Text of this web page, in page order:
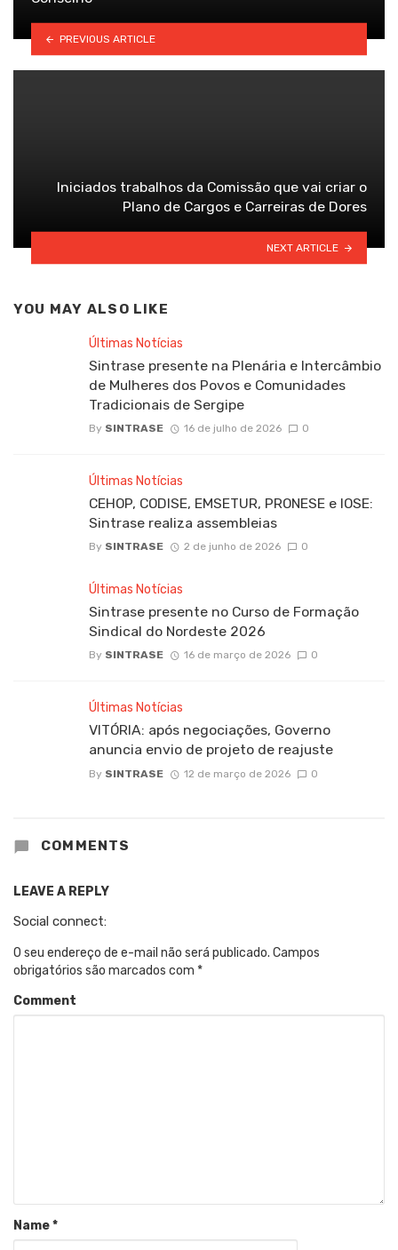
PREVIOUS ARTICLE
Iniciados trabalhos da Comissão que vai criar o
Plano de Cargos e Carreiras de Dores
NEXT ARTICLE
YOU MAY ALSO LIKE
Últimas Notícias
Sintrase presente na Plenária e Intercâmbio
de Mulheres dos Povos e Comunidades
Tradicionais de Sergipe
By SINTRASE 16 de julho de 2026 0
Últimas Notícias
CEHOP, CODISE, EMSETUR, PRONESE e IOSE:
Sintrase realiza assembleias
By SINTRASE 2 de junho de 2026 0
Últimas Notícias
Sintrase presente no Curso de Formação
Sindical do Nordeste 2026
By SINTRASE 16 de março de 2026 0
Últimas Notícias
VITÓRIA: após negociações, Governo
anuncia envio de projeto de reajuste
By SINTRASE 12 de março de 2026 0
COMMENTS
LEAVE A REPLY
Social connect:
O seu endereço de e-mail não será publicado. Campos
obrigatórios são marcados com *
Comment
Name*